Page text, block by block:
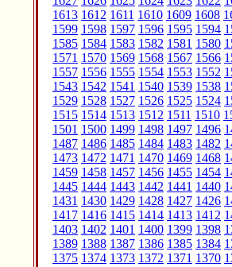
1613 1612 1611 1610 1609 1608
1599 1598 1597 1596 1595 1594
1585 1584 1583 1582 1581 1580
1571 1570 1569 1568 1567 1566
1557 1556 1555 1554 1553 1552
1543 1542 1541 1540 1539 1538
1529 1528 1527 1526 1525 1524
1515 1514 1513 1512 1511 1510
1501 1500 1499 1498 1497 1496
1487 1486 1485 1484 1483 1482
1473 1472 1471 1470 1469 1468
1459 1458 1457 1456 1455 1454
1445 1444 1443 1442 1441 1440
1431 1430 1429 1428 1427 1426
1417 1416 1415 1414 1413 1412
1403 1402 1401 1400 1399 1398
1389 1388 1387 1386 1385 1384
1375 1374 1373 1372 1371 1370